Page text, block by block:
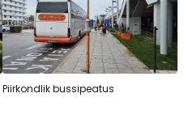
Piirkondlik bussipeatus